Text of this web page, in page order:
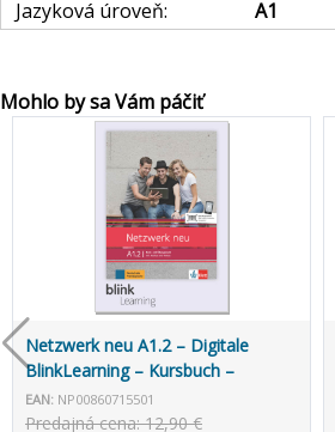
Jazyková úroveň: A1
Mohlo by sa Vám páčiť
Netzwerk neu A1.2 – Digitale
BlinkLearning – Kursbuch –
Lernende (14 mesiacov)
EAN: NP00860715501
Predajná cena: 12,90 €